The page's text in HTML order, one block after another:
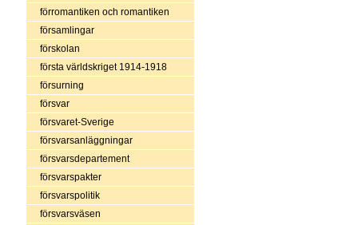
förromantiken och romantiken
församlingar
förskolan
första världskriget 1914-1918
försurning
försvar
försvaret-Sverige
försvarsanläggningar
försvarsdepartement
försvarspakter
försvarspolitik
försvarsväsen